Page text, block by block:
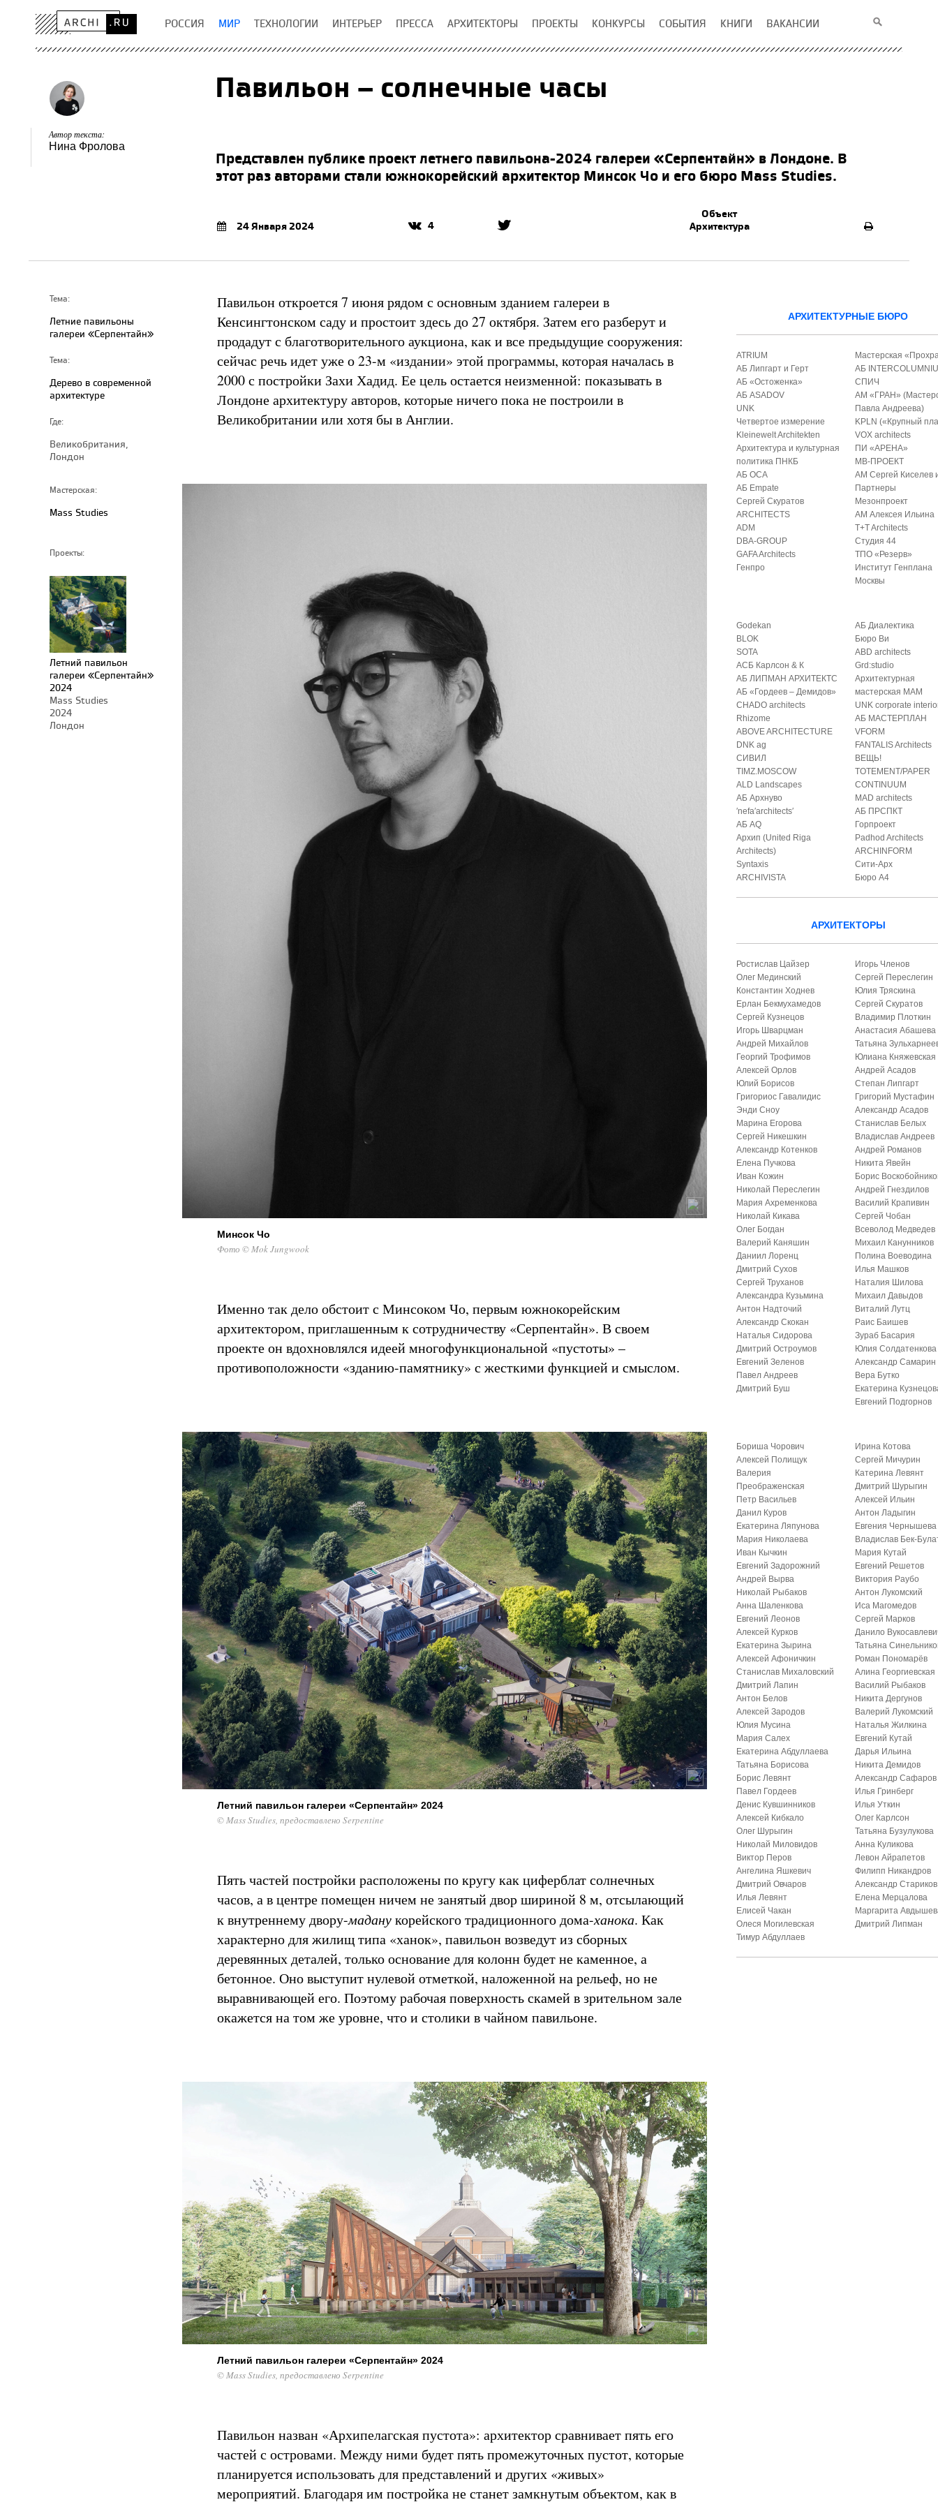
РОССИЯ МИР ТЕХНОЛОГИИ ИНТЕРЬЕР ПРЕССА АРХИТЕКТОРЫ ПРОЕКТЫ КОНКУРСЫ СОБЫТИЯ КНИГИ ВАКАНСИИ
Автор текста:
Нина Фролова
Павильон – солнечные часы
Представлен публике проект летнего павильона-2024 галереи «Серпентайн» в Лондоне. В
этот раз авторами стали южнокорейский архитектор Минсок Чо и его бюро Mass Studies.
24 Января 2024 4
Объект
Архитектура
Тема:
Летние павильоны
галереи «Серпентайн»
Тема:
Дерево в современной
архитектуре
Где:
Великобритания,
Лондон
Мастерская:
Mass Studies
Проекты:
Летний павильон
галереи «Серпентайн»
2024
Mass Studies
2024
Лондон
Павильон откроется 7 июня рядом с основным зданием галереи в
Кенсингтонском саду и простоит здесь до 27 октября. Затем его разберут и
продадут с благотворительного аукциона, как и все предыдущие сооружения:
сейчас речь идет уже о 23-м «издании» этой программы, которая началась в
2000 с постройки Захи Хадид. Ее цель остается неизменной: показывать в
Лондоне архитектуру авторов, которые ничего пока не построили в
Великобритании или хотя бы в Англии.
Минсок Чо
Фото © Mok Jungwook
Именно так дело обстоит с Минсоком Чо, первым южнокорейским
архитектором, приглашенным к сотрудничеству «Серпентайн». В своем
проекте он вдохновлялся идеей многофункциональной «пустоты» –
противоположности «зданию-памятнику» с жесткими функцией и смыслом.
Летний павильон галереи «Серпентайн» 2024
© Mass Studies, предоставлено Serpentine
Пять частей постройки расположены по кругу как циферблат солнечных
часов, а в центре помещен ничем не занятый двор шириной 8 м, отсылающий
к внутреннему двору-маданукорейского традиционного дома-ханока. Как
характерно для жилищ типа «ханок», павильон возведут из сборных
деревянных деталей, только основание для колонн будет не каменное, а
бетонное. Оно выступит нулевой отметкой, наложенной на рельеф, но не
выравнивающей его. Поэтому рабочая поверхность скамей в зрительном зале
окажется на том же уровне, что и столики в чайном павильоне.
Летний павильон галереи «Серпентайн» 2024
© Mass Studies, предоставлено Serpentine
Павильон назван «Архипелагская пустота»: архитектор сравнивает пять его
частей с островами. Между ними будет пять промежуточных пустот, которые
планируется использовать для представлений и других «живых»
мероприятий. Благодаря им постройка не станет замкнутым объектом, как в
АРХИТЕКТУРНЫЕ БЮРО
ATRIUM
АБ Липгарт и Герт
АБ «Остоженка»
АБ ASADOV
UNK
Четвертое измерение
Kleinewelt Architekten
Архитектура и культурная
политика ПНКБ
АБ ОСА
АБ Empate
Сергей Скуратов
ARCHITECTS
ADM
DBA-GROUP
GAFA Architects
Генпро
Мастерская
АБ
СПИЧ
АМ «ГРАН»
Павла Андреева)
KPLN («Крупный
VOX architects
ПИ «АРЕНА»
МВ-ПРОЕКТ
АМ Сергей Киселев
Партнеры
Мезонпроект
АМ Алексея Ильина
T+T Architects
Студия 44
ТПО «Резерв»
Институт Генплана
Москвы
Godekan
BLOK
SOTA
АСБ Карлсон & К
АБ ЛИПМАН АРХИТЕКТС
АБ «Гордеев – Демидов»
CHADO architects
Rhizome
ABOVE ARCHITECTURE
DNK ag
СИВИЛ
TIMZ.MOSCOW
ALD Landscapes
АБ Архнуво
′nefa′architects′
АБ AQ
Архип (United Riga
Architects)
Syntaxis
ARCHIVISTA
АБ Диалектика
Бюро Ви
ABD architects
Grd:studio
Архитектурная
мастерская МАМ
UNK corporate
АБ МАСТЕРПЛАН
VFORM
FANTALIS Architects
ВЕЩЬ!
TOTEMENT/PAPER
CONTINUUM
MAD architects
АБ ПРСПКТ
Горпроект
Padhod Architects
ARCHINFORM
Сити-Арх
Бюро А4
АРХИТЕКТОРЫ
Ростислав Цайзер
Олег Мединский
Константин Ходнев
Ерлан Бекмухамедов
Сергей Кузнецов
Игорь Шварцман
Андрей Михайлов
Георгий Трофимов
Алексей Орлов
Юлий Борисов
Григориос Гавалидис
Энди Сноу
Марина Егорова
Сергей Никешкин
Александр Котенков
Елена Пучкова
Иван Кожин
Николай Переслегин
Мария Ахременкова
Николай Кикава
Олег Богдан
Валерий Каняшин
Даниил Лоренц
Дмитрий Сухов
Сергей Труханов
Александра Кузьмина
Антон Надточий
Александр Скокан
Наталья Сидорова
Дмитрий Остроумов
Евгений Зеленов
Павел Андреев
Дмитрий Буш
Игорь Членов
Сергей Переслегин
Юлия Тряскина
Сергей Скуратов
Владимир Плоткин
Анастасия Абашева
Татьяна
Юлиана Княжевская
Андрей Асадов
Степан Липгарт
Григорий Мустафин
Александр Асадов
Станислав Белых
Владислав Андреев
Андрей Романов
Никита Явейн
Борис
Андрей Гнездилов
Василий Крапивин
Сергей Чобан
Всеволод Медведев
Михаил Канунников
Полина Воеводина
Илья Машков
Наталия Шилова
Михаил Давыдов
Виталий Лутц
Раис Баишев
Зураб Басария
Юлия Солдатенкова
Александр Самарин
Вера Бутко
Екатерина
Евгений Подгорнов
Бориша Чорович
Алексей Полищук
Валерия
Преображенская
Петр Васильев
Данил Куров
Екатерина Ляпунова
Мария Николаева
Иван Кычкин
Евгений Задорожний
Андрей Вырва
Николай Рыбаков
Анна Шаленкова
Евгений Леонов
Алексей Курков
Екатерина Зырина
Алексей Афоничкин
Станислав Михаловский
Дмитрий Лапин
Антон Белов
Алексей Зародов
Юлия Мусина
Мария Салех
Екатерина Абдуллаева
Татьяна Борисова
Борис Левянт
Павел Гордеев
Денис Кувшинников
Алексей Кибкало
Олег Шурыгин
Николай Миловидов
Виктор Перов
Ангелина Яшкевич
Дмитрий Овчаров
Илья Левянт
Елисей Чакан
Олеся Могилевская
Тимур Абдуллаев
Ирина Котова
Сергей Мичурин
Катерина Левянт
Дмитрий Шурыгин
Алексей Ильин
Антон Ладыгин
Евгения Чернышева
Владислав Бек-
Мария Кутай
Евгений Решетов
Виктория Раубо
Антон Лукомский
Иса Магомедов
Сергей Марков
Данило
Татьяна
Роман Пономарёв
Алина Георгиевская
Василий Рыбаков
Никита Дергунов
Валерий Лукомский
Наталья Жилкина
Евгений Кутай
Дарья Ильина
Никита Демидов
Александр Сафаров
Илья Гринберг
Илья Уткин
Олег Карлсон
Татьяна Бузулукова
Анна Куликова
Левон Айрапетов
Филипп Никандров
Александр Стариков
Елена Мерцалова
Маргарита
Дмитрий Липман